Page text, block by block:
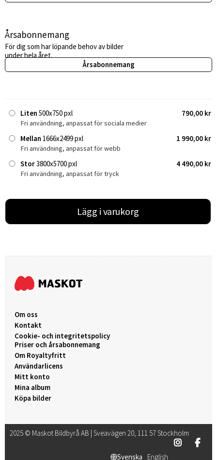
Årsabonnemang
För dig som har löpande behov av bilder
under hela året.
Årsabonnemang
Liten 500x750 pxl 790,00 kr
Fri användning, anpassat för sociala medier
Mellan 1666x2499 pxl 1 990,00 kr
Fri användning, anpassat för webb
Stor3800x5700 pxl 4 490,00 kr
Fri användning, anpassat för tryck
Lägg i varukorg
Om oss
Kontakt
Cookie- och integritetspolicy
Priser och årsabonnemang
Om Royaltyfritt
Användarlicens
Mitt konto
Mina album
Köpa bilder
2025 © Maskot Bildbyrå AB | Sveavägen 20, 111 57 Stockholm
Svenska English